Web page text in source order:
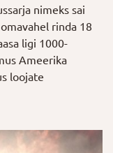
nimeks sai
rinda 18
ligi 1000-
Ameerika
loojate